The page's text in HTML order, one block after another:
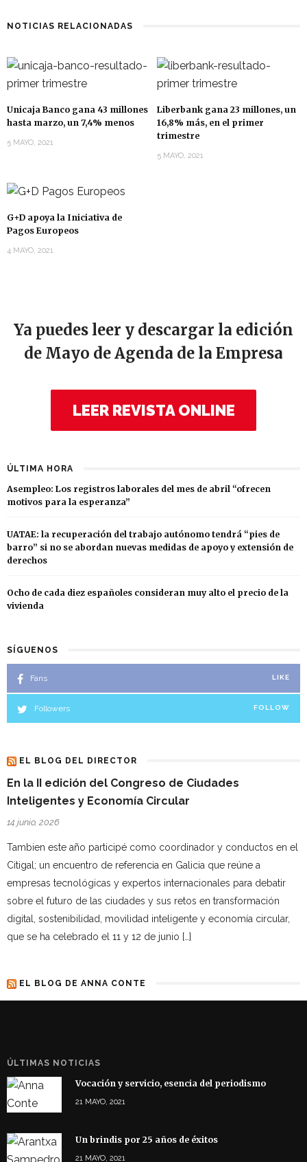
NOTICIAS RELACIONADAS
Unicaja Banco gana 43 millones
hasta marzo, un 7,4% menos
5 MAYO, 2021
Liberbank gana 23 millones, un
16,8% más, en el primer
trimestre
5 MAYO, 2021
G+D apoya la Iniciativa de
Pagos Europeos
4 MAYO, 2021
Ya puedes leer y descargar la edición
de Mayo de Agenda de la Empresa
LEER REVISTA ONLINE
ÚLTIMA HORA
Asempleo: Los registros laborales del mes de abril “ofrecen
motivos para la esperanza”
UATAE: la recuperación del trabajo autónomo tendrá “pies de
barro” si no se abordan nuevas medidas de apoyo y extensión de
derechos
Ocho de cada diez españoles consideran muy alto el precio de la
vivienda
SÍGUENOS
Fans LIKE
Followers FOLLOW
EL BLOG DEL DIRECTOR
En la II edición del Congreso de Ciudades
Inteligentes y Economía Circular
14 junio, 2026
Tambien este año participé como coordinador y conductos en el
Citigal; un encuentro de referencia en Galicia que reúne a
empresas tecnológicas y expertos internacionales para debatir
sobre el futuro de las ciudades y sus retos en transformación
digital, sostenibilidad, movilidad inteligente y economía circular,
que se ha celebrado el 11 y 12 de junio […]
EL BLOG DE ANNA CONTE
ÚLTIMAS NOTICIAS
Vocación y servicio, esencia del periodismo
21 MAYO, 2021
Un brindis por 25 años de éxitos
21 MAYO, 2021